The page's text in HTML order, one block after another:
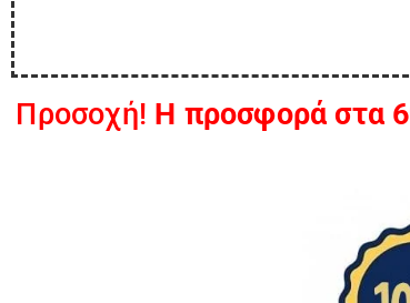
Προσοχή! Η προσφορά στα